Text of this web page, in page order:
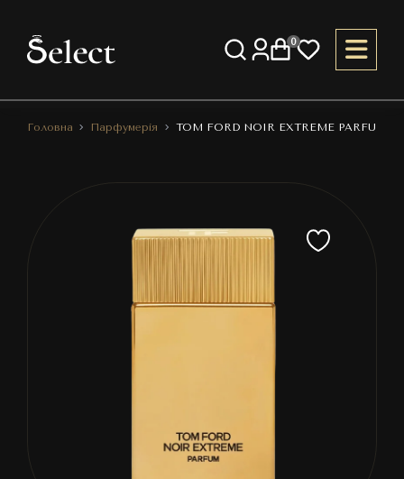
0
Головна Парфумерія TOM FORD NOIR EXTREME PARFUM